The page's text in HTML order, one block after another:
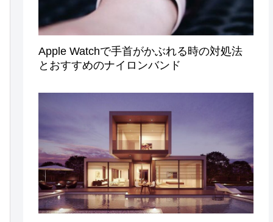
Apple Watchで手首がかぶれる時の対処法
とおすすめのナイロンバンド